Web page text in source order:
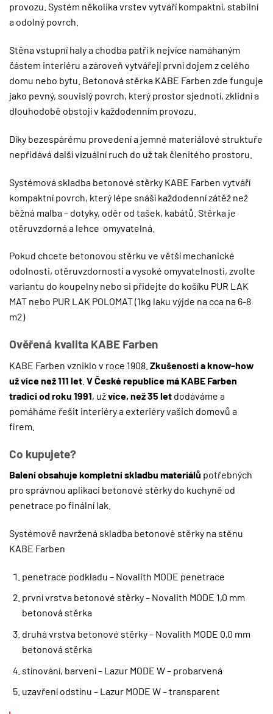
provozu. Systém několika vrstev vytváří kompaktní, stabilní
a odolný povrch.
Stěna vstupní haly a chodba patří k nejvíce namáhaným
částem interiéru a zároveň vytvářejí první dojem z celého
domu nebo bytu. Betonová stěrka KABE Farben zde funguje
jako pevný, souvislý povrch, který prostor sjednotí, zklidní a
dlouhodobě obstojí v každodenním provozu.
Díky bezespárému provedení a jemné materiálové struktuře
nepřidává další vizuální ruch do už tak členitého prostoru.
Systémová skladba betonové stěrky KABE Farben vytváří
kompaktní povrch, který lépe snáší každodenní zátěž než
běžná malba – dotyky, oděr od tašek, kabátů. Stěrka je
otěruvzdorná a lehce omyvatelná.
Pokud chcete betonovou stěrku ve větší mechanické
odolnosti, otěruvzdornosti a vysoké omyvatelnosti, zvolte
variantu do koupelny nebo si přidejte do košíku PUR LAK
MAT nebo PUR LAK POLOMAT(1kg laku výjde na cca na 6-8
m2)
Ověřená kvalita KABE Farben
KABE Farben vzniklo v roce 1908. Zkušenosti a know-how
už více než 111 let V České republice má KABE Farben
tradici od roku 1991, užvíce, než 35 let dodáváme a
pomáháme řešit interiéry a exteriéry vašich domovů a
firem.
Co kupujete?
Balení obsahuje kompletní skladbu materiálů potřebných
pro správnou aplikaci betonové stěrky do kuchyně od
penetrace po finální lak.
Systémově navržená skladba betonové stěrky na stěnu
KABE Farben
penetrace podkladu – Novalith MODE penetrace
první vrstva betonové stěrky – Novalith MODE 1,0 mm
betonová stěrka
druhá vrstva betonové stěrky – Novalith MODE 0,0 mm
betonová stěrka
stínování, barvení – Lazur MODE W – probarvená
uzavření odstínu – Lazur MODE W – transparent